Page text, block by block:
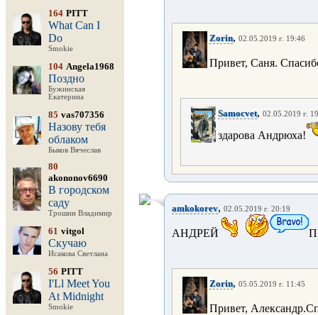
164 PITT
What Can I
Do
Smokie
104 Angela1968
Поздно
Бужинская
Екатерина
85 vas707356
Назову тебя
облаком
Быков Вячеслав
80
akononov6690
В городском
саду
Трошин Владимир
61 vitgol
Скучаю
Исакова Светлана
56 PITT
I'Ll Meet You
At Midnight
Smokie
Zorin, 02.05.2019 г. 19:46
Привет, Саня.
Samocvet, 02.05.2019 г.
здарова Андрюха!
amkokorev, 02.05.2019 г. 20:19
АНДРЕЙ
Zorin, 05.05.2019 г. 11:45
Привет,